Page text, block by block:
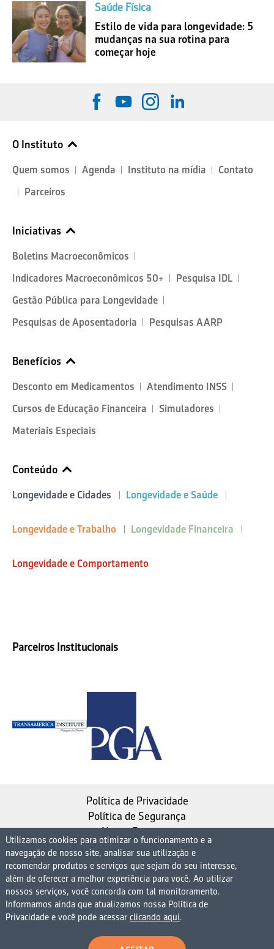
Saúde Física
Estilo de vida para longevidade: 5
mudanças na sua rotina para
começar hoje
O Instituto
Quem somos Agenda Instituto na mídia
Contato
Parceiros
Iniciativas
Boletins Macroeconômicos
Indicadores Macroeconômicos 50+
Pesquisa IDL
Gestão Pública para Longevidade
Pesquisas de Aposentadoria
Pesquisas AARP
Benefícios
Desconto em Medicamentos
Atendimento INSS
Cursos de Educação Financeira
Simuladores
Materiais Especiais
Conteúdo
Longevidade e Cidades Longevidade e Saúde
Longevidade e Trabalho Longevidade Financeira
Longevidade e Comportamento
Parceiros Institucionais
Política de Privacidade
Política de Segurança
Nosso Estatuto
Instituto de Longevidade MAG, uma empresa do
Grupo MAG
| CNPJ 08.474.765/0001-75
Avenida Presidente Juscelino Kubitschek, 1830, 15º
andar bloco 1 (parte), Condomínio Edifício São Luiz -
Vila Nova Conceição
Utilizamos cookies para otimizar o funcionamento e a
navegação de nosso site, analisar sua utilização e
recomendar produtos e serviços que sejam do seu interesse,
além de oferecer a melhor experiência para você. Ao utilizar
nossos serviços, você concorda com tal monitoramento.
Informamos ainda que atualizamos nossa Política de
Privacidade e você pode acessar clicando aqui.